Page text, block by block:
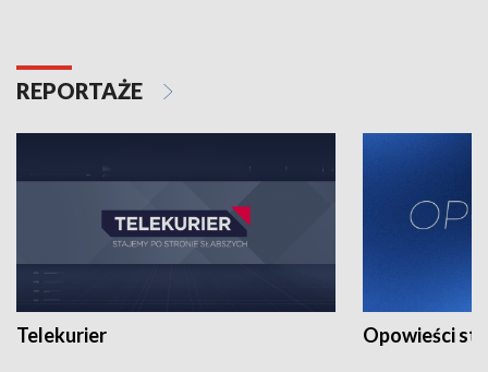
REPORTAŻE
Telekurier Opowieści